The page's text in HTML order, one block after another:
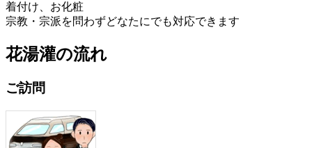
着付け、お化粧
宗教・宗派を問わずどなたにでも対応できます
花湯灌の流れ
ご訪問